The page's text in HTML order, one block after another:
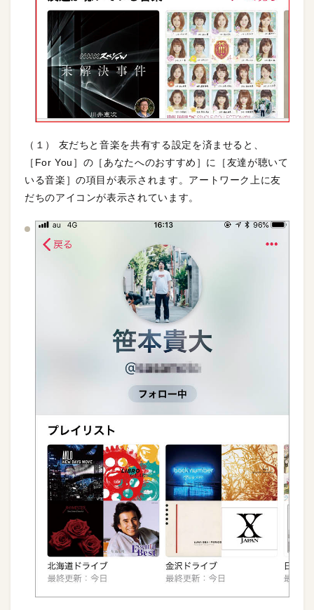
（１） 友だちと音楽を共有する設定を済ませると、
［For You］の［あなたへのおすすめ］に［友達が聴いて
いる音楽］の項目が表示されます。アートワーク上に友
だちのアイコンが表示されています。